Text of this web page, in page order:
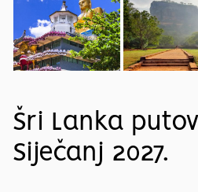
Šri Lanka
Siječanj 2027.